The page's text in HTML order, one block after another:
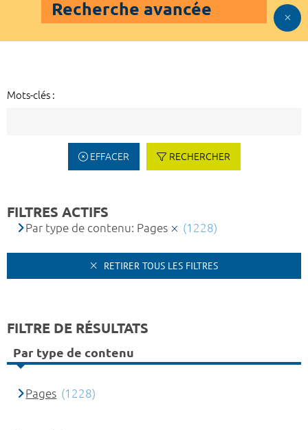
Recherche avancée
Mots-clés :
EFFACER RECHERCHER
FILTRES ACTIFS
Par type de contenu: Pages (1228)
RETIRER TOUS LES FILTRES
FILTRE DE RÉSULTATS
Par type de contenu
Pages (1228)